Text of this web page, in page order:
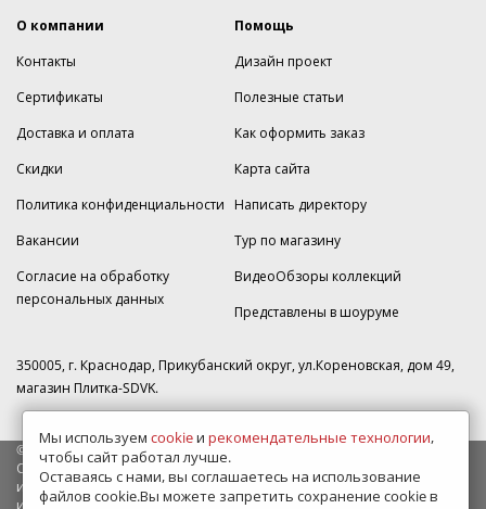
О компании
Контакты
Сертификаты
Доставка и оплата
Скидки
Политика конфиденциальности
Вакансии
Согласие на обработку
персональных данных
Помощь
Дизайн проект
Полезные статьи
Как оформить заказ
Карта сайта
Написать директору
Тур по магазину
ВидеоОбзоры коллекций
Представлены в шоуруме
350005, г. Краснодар, Прикубанский округ, ул.Кореновская, дом 49,
магазин Плитка-SDVK.
© 2009—2026 г. Все права защищены
Обращаем Ваше внимание на то, что данный интернет-сайт носит
исключительно информационный характер и ни при каких условиях
информационные материалы и цены, размещенные на сайте, не
Мы используем cookieи рекомендательные технологии,
чтобы сайт работал лучше.
Оставаясь с нами, вы соглашаетесь на использование
файлов cookie.Вы можете запретить сохранение cookie в